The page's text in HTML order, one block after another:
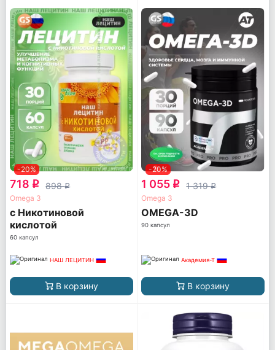
-20%
718 q 898q
Omega 3
с Никотиновой
кислотой
60 капсул
НАШ ЛЕЦИТИН
В корзину
-20%
1 055 q 1 319q
Omega 3
OMEGA-3D
90 капсул
Академия-Т
В корзину